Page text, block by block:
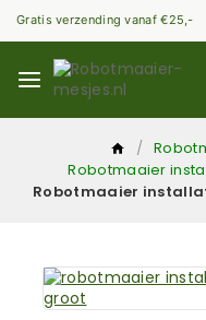
Gratis verzending vanaf €25,-
/
Robotmaaier
Robotmaaier